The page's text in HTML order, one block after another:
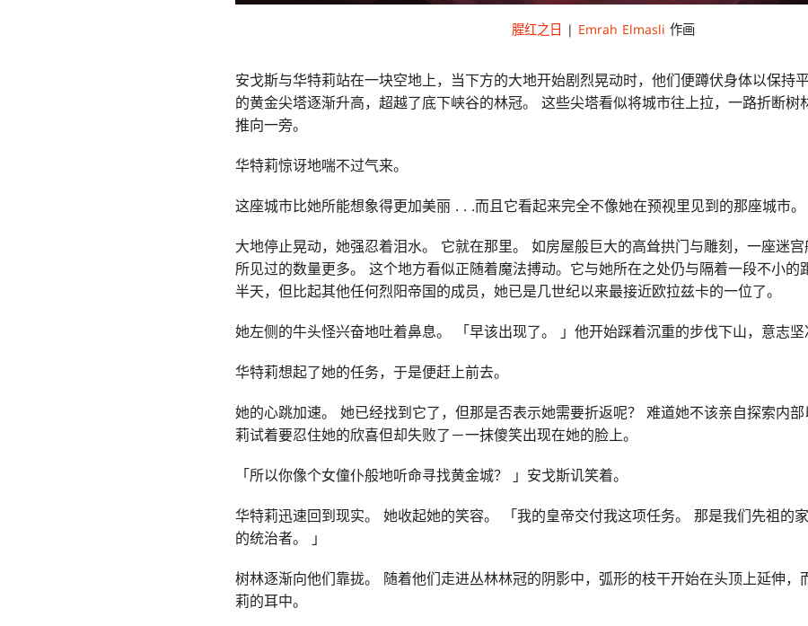
腥红之日 | Emrah Elmasli 作画
安戈斯与华特莉站在一块空地上，当下方的大地开始剧烈晃动时，他们便蹲伏身体以保持
的黄金尖塔逐渐升高，超越了底下峡谷的林冠。 这些尖塔看似将城市往上拉，一路折断树
推向一旁。
华特莉惊讶地喘不过气来。
这座城市比她所能想象得更加美丽 . . .而且它看起来完全不像她在预视里见到的那座城市。
大地停止晃动，她强忍着泪水。 它就在那里。 如房屋般巨大的高耸拱门与雕刻，一座迷
所见过的数量更多。 这个地方看似正随着魔法搏动。它与她所在之处仍与隔着一段不小的
半天，但比起其他任何烈阳帝国的成员，她已是几世纪以来最接近欧拉兹卡的一位了。
她左侧的牛头怪兴奋地吐着鼻息。 「早该出现了。 」他开始踩着沉重的步伐下山，意志坚
华特莉想起了她的任务，于是便赶上前去。
她的心跳加速。 她已经找到它了，但那是否表示她需要折返呢？ 难道她不该亲自探索内
莉试着要忍住她的欣喜但却失败了－一抹傻笑出现在她的脸上。
「所以你像个女僮仆般地听命寻找黄金城？ 」安戈斯讥笑着。
华特莉迅速回到现实。 她收起她的笑容。 「我的皇帝交付我这项任务。 那是我们先祖的
的统治者。 」
树林逐渐向他们靠拢。 随着他们走进丛林林冠的阴影中，弧形的枝干开始在头顶上延伸，
莉的耳中。